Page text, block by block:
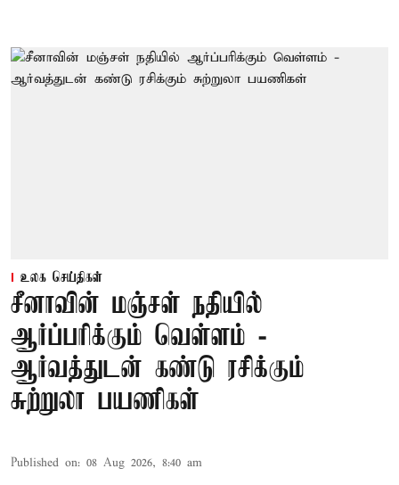
உலக செய்திகள்
சீனாவின் மஞ்சள் நதியில்
ஆர்ப்பரிக்கும் வெள்ளம் -
ஆர்வத்துடன் கண்டு ரசிக்கும்
சுற்றுலா பயணிகள்
Published on: 08 Aug 2026, 8:40 am